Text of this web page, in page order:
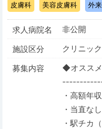
皮膚科 美容皮膚科 外来
求人病院名
非公開
施設区分
クリニック
募集内容
◆オスス
・高額年
・当直なし
・駅チカ